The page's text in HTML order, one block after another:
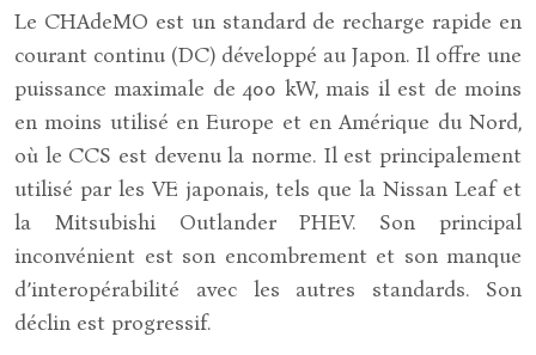
Le CHAdeMO est un standard de recharge rapide en
courant continu (DC) développé au Japon. Il offre une
puissance maximale de 400 kW, mais il est de moins
en moins utilisé en Europe et en Amérique du Nord,
où le CCS est devenu la norme. Il est principalement
utilisé par les VE japonais, tels que la Nissan Leaf et
la Mitsubishi Outlander PHEV. Son principal
inconvénient est son encombrement et son manque
d’interopérabilité avec les autres standards. Son
déclin est progressif.